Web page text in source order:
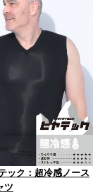
ック：超冷感ノース
ツ